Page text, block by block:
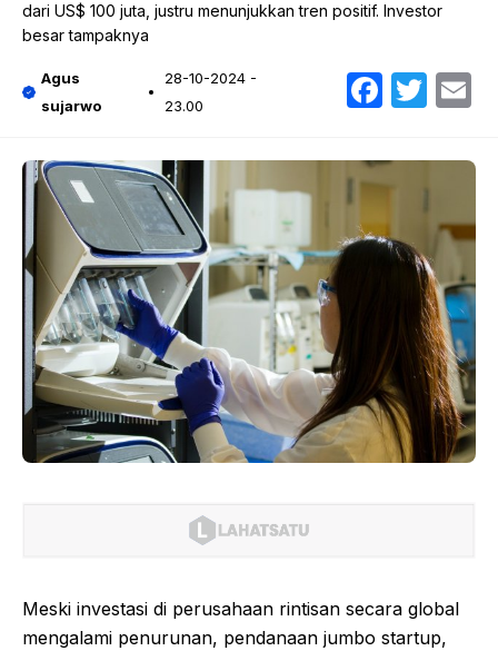
dari US$ 100 juta, justru menunjukkan tren positif. Investor
besar tampaknya
Agus
sujarwo
28-10-2024 -
23.00
Meski investasi di perusahaan rintisan secara global
mengalami penurunan, pendanaan jumbo startup,